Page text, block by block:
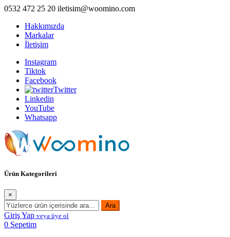
İçeriği
0532 472 25 20 iletisim@woomino.com
Hakkımızda
Markalar
İletişim
Instagram
Tiktok
Facebook
Twitter
Linkedin
YouTube
Whatsapp
Woomino Alışveriş Dünyası. Beyaz eşya, elektronik ve küçük ev
aletleri sektöründe yetkili firma olarak hizmet vermektedir.
Ürün Kategorileri
×
Ara
Giriş Yap veya üye ol
0 Sepetim